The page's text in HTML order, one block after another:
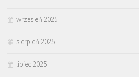
wrzesień 2025
sierpień 2025
lipiec 2025